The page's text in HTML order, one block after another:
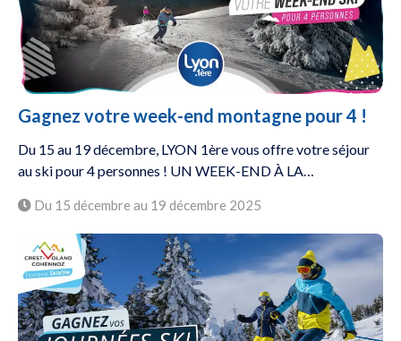
Gagnez votre week-end montagne pour 4 !
Du 15 au 19 décembre, LYON 1ère vous offre votre séjour
au ski pour 4 personnes ! UN WEEK-END À LA…
Du 15 décembre au 19 décembre 2025